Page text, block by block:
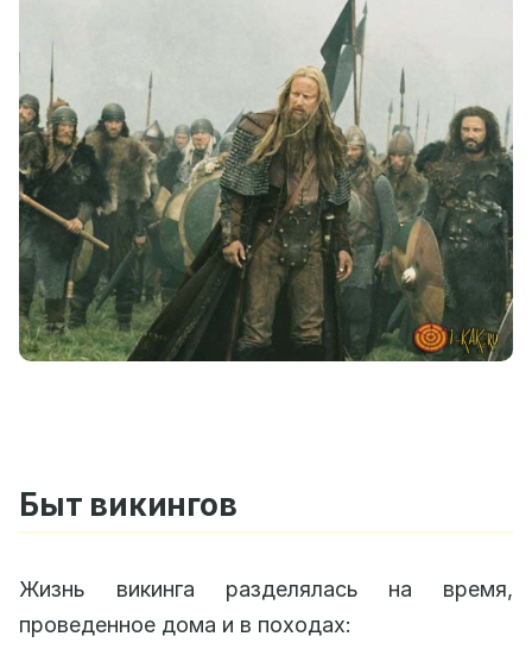
Быт викингов
Жизнь викинга разделялась на время,
проведенное дома и в походах: